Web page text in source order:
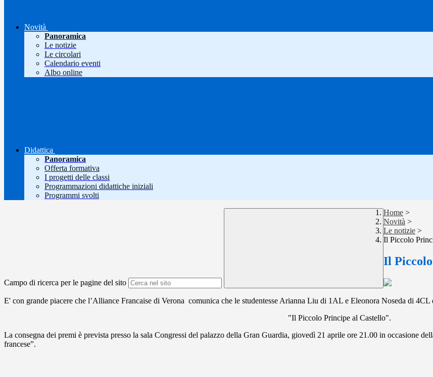
Novità
Panoramica
Le notizie
Le circolari
Calendario eventi
Albo online
Didattica
Panoramica
Offerta formativa
I progetti delle classi
Programmazioni didattiche iniziali
Programmi svolti
Campo di ricerca per le pagine del sito
Home >
Novità >
Le notizie >
Il Piccolo
Il
E' con grande piacere che l’Alliance Francaise di Verona comunica che le studentesse Arianna Liu di 1AL e Eleonora Noseda di
"Il Piccolo Principe al Castello".
La consegna dei premi è prevista presso la sala Congressi del palazzo della Gran Guardia, giovedì 21 aprile ore 21.00 in occasione
francese”.